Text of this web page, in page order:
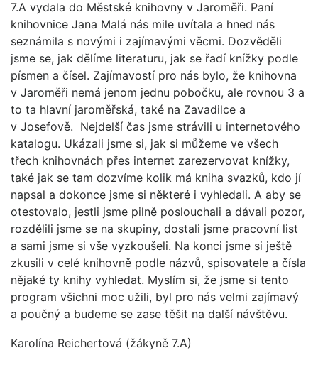
7.A vydala do Městské knihovny v Jaroměři. Paní
knihovnice Jana Malá nás mile uvítala a hned nás
seznámila s novými i zajímavými věcmi. Dozvěděli
jsme se, jak dělíme literaturu, jak se řadí knížky podle
písmen a čísel. Zajímavostí pro nás bylo, že knihovna
v Jaroměři nemá jenom jednu pobočku, ale rovnou 3 a
to ta hlavní jaroměřská, také na Zavadilce a
v Josefově. Nejdelší čas jsme strávili u internetového
katalogu. Ukázali jsme si, jak si můžeme ve všech
třech knihovnách přes internet zarezervovat knížky,
také jak se tam dozvíme kolik má kniha svazků, kdo jí
napsal a dokonce jsme si některé i vyhledali. A aby se
otestovalo, jestli jsme pilně poslouchali a dávali pozor,
rozdělili jsme se na skupiny, dostali jsme pracovní list
a sami jsme si vše vyzkoušeli. Na konci jsme si ještě
zkusili v celé knihovně podle názvů, spisovatele a čísla
nějaké ty knihy vyhledat. Myslím si, že jsme si tento
program všichni moc užili, byl pro nás velmi zajímavý
a poučný a budeme se zase těšit na další návštěvu.
Karolína Reichertová (žákyně 7.A)